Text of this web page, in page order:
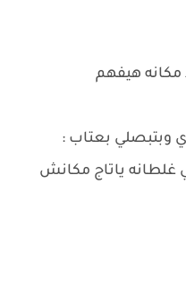
هيفهم
وبتبصلي بعتاب :
ياتاج مكانش